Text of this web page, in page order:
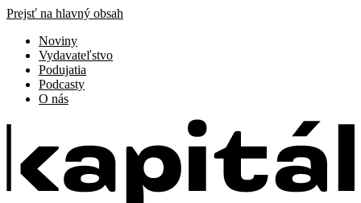
Prejsť na hlavný obsah
Noviny
Vydavateľstvo
Podujatia
Podcasty
O nás